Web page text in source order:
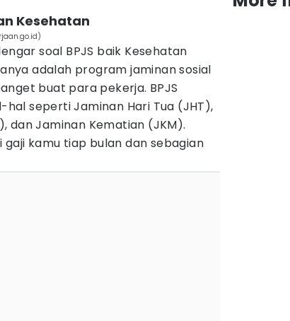
Kesehatan
soal BPJS baik Kesehatan
adalah program jaminan sosial
buat para pekerja. BPJS
seperti Jaminan Hari Tua (JHT),
dan Jaminan Kematian (JKM).
kamu tiap bulan dan sebagian